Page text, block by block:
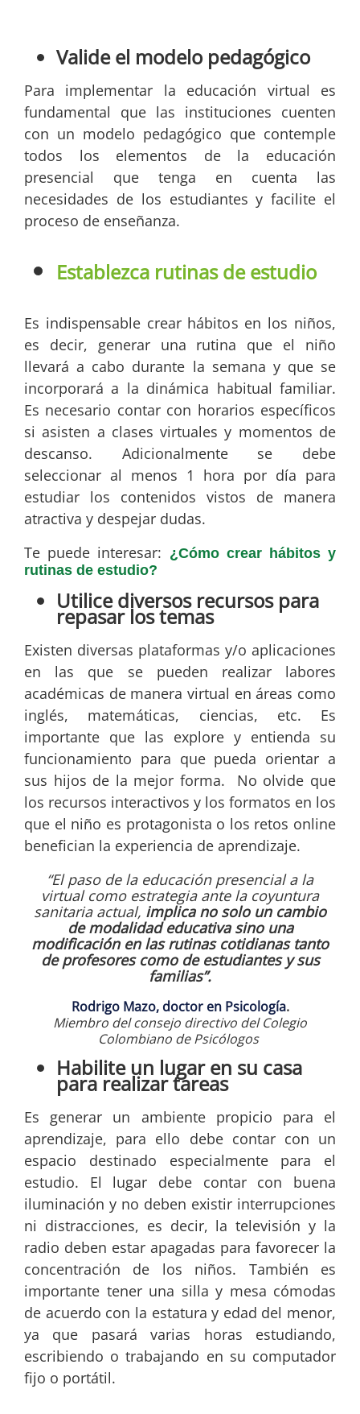
Valide el modelo pedagógico
Para implementar la educación virtual es
fundamental que las instituciones cuenten
con un modelo pedagógico que contemple
todos los elementos de la educación
presencial que tenga en cuenta las
necesidades de los estudiantes y facilite el
proceso de enseñanza.
Establezca rutinas de estudio
Es indispensable crear hábitos en los niños,
es decir, generar una rutina que el niño
llevará a cabo durante la semana y que se
incorporará a la dinámica habitual familiar.
Es necesario contar con horarios específicos
si asisten a clases virtuales y momentos de
descanso. Adicionalmente se debe
seleccionar al menos 1 hora por día para
estudiar los contenidos vistos de manera
atractiva y despejar dudas.
Te puede interesar: ¿Cómo crear hábitos y
rutinas de estudio?
Utilice diversos recursos para
repasar los temas
Existen diversas plataformas y/o aplicaciones
en las que se pueden realizar labores
académicas de manera virtual en áreas como
inglés, matemáticas, ciencias, etc. Es
importante que las explore y entienda su
funcionamiento para que pueda orientar a
sus hijos de la mejor forma. No olvide que
los recursos interactivos y los formatos en los
que el niño es protagonista o los retos online
benefician la experiencia de aprendizaje.
“El paso de la educación presencial a la
virtual como estrategia ante la coyuntura
sanitaria actual, implica no solo un cambio
de modalidad educativa sino una
modificación en las rutinas cotidianas tanto
de profesores como de estudiantes y sus
familias”.
Rodrigo Mazo, doctor en Psicología.
Miembro del consejo directivo del Colegio
Colombiano de Psicólogos
Habilite un lugar en su casa
para realizar tareas
Es generar un ambiente propicio para el
aprendizaje, para ello debe contar con un
espacio destinado especialmente para el
estudio. El lugar debe contar con buena
iluminación y no deben existir interrupciones
ni distracciones, es decir, la televisión y la
radio deben estar apagadas para favorecer la
concentración de los niños. También es
importante tener una silla y mesa cómodas
de acuerdo con la estatura y edad del menor,
ya que pasará varias horas estudiando,
escribiendo o trabajando en su computador
fijo o portátil.